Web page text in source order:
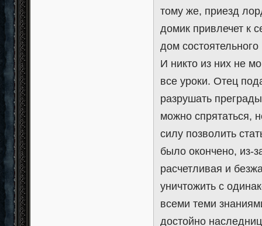
тому же, приезд
домик привлечет к
дом
И никто из них не
все уроки. Отец
разрушать
можно спрятаться,
силу позволить
было окончено, из-
расчетливая и
уничтожить с
всеми теми
достойно